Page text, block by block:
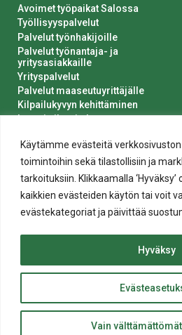
Käytämme evästeitä
toimintoihin sekä tilastollisiin ja
tarkoituksiin. Klikkaamalla
kaikkien evästeiden käytön tai voit
evästekategoriat ja päivittää
Vain
Hyväksy
Avoimet työpaikat Salossa
Työllisyyspalvelut
Palvelut työnhakijoille
Palvelut työnantaja- ja
yritysasiakkaille
Yrityspalvelut
Palvelut maaseutuyrittäjälle
Kilpailukyvyn kehittäminen
Luvat ja ilmoitukset
Saavutettavuusseloste
© 2020 Salon kaupunki
Website crafted byEvermade.